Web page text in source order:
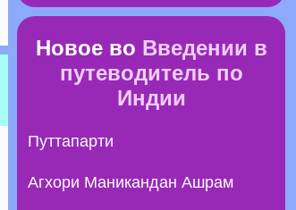
Новое во Введении в
путеводитель по
Индии
Путтапарти
Агхори Маникандан Ашрам